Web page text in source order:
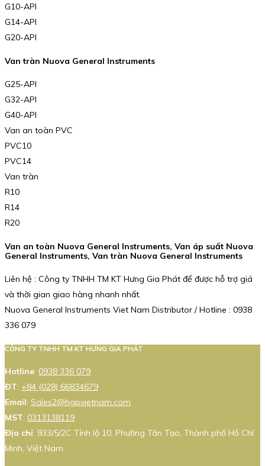
G10-API
G14-API
G20-API
Van tràn Nuova General Instruments
G25-API
G32-API
G40-API
Van an toàn PVC
PVC10
PVC14
Van tràn
R10
R14
R20
Van an toàn Nuova General Instruments, Van áp suất Nuova
General Instruments, Van tràn Nuova General Instruments
Liên hệ : Công ty TNHH TM KT Hưng Gia Phát để được hỗ trợ giá
và thời gian giao hàng nhanh nhất.
Nuova General Instruments Viet Nam Distributor / Hotline : 0938
336 079
CÔNG TY TNHH TM KT HƯNG GIA PHÁT
Hotline: 0938 336 079
ĐT: +84 (028) 66834679
Email: Sales2@hgpvietnam.com
MST: 0313138119
Địa chỉ: 933/5/2C Tỉnh lộ 10, Phường Tân Tạo, Thành phố Hồ Chí
Minh, Việt Nam.